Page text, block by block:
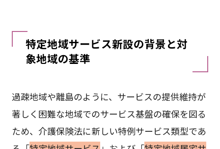
特定地域サービス新設の背景と対
象地域の基準
過疎地域や離島のように、サービスの提供維持が
著しく困難な地域でのサービス基盤の確保を図る
ため、介護保険法に新しい特例サービス類型であ